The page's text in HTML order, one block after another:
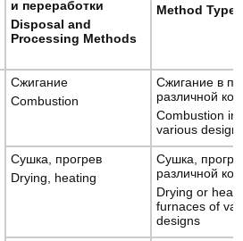
и переработки
Disposal and
Processing Methods
Method Type
Сжигание
Combustion
Сжигание в
различной
Combustion in
various
Сушка, прогрев
Drying, heating
Сушка,
различной
Drying or
furnaces of
designs